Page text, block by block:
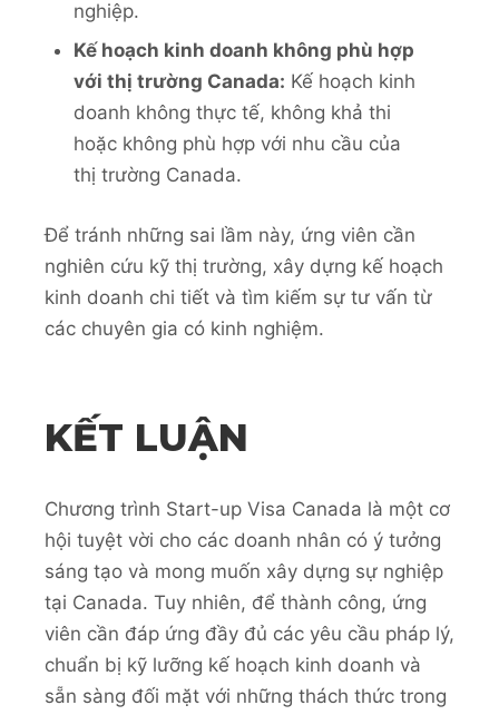
nghiệp.
Kế hoạch kinh doanh không phù hợp
với thị trường Canada: Kế hoạch kinh
doanh không thực tế, không khả thi
hoặc không phù hợp với nhu cầu của
thị trường Canada.
Để tránh những sai lầm này, ứng viên cần
nghiên cứu kỹ thị trường, xây dựng kế hoạch
kinh doanh chi tiết và tìm kiếm sự tư vấn từ
các chuyên gia có kinh nghiệm.
KẾT LUẬN
Chương trình Start-up Visa Canada là một cơ
hội tuyệt vời cho các doanh nhân có ý tưởng
sáng tạo và mong muốn xây dựng sự nghiệp
tại Canada. Tuy nhiên, để thành công, ứng
viên cần đáp ứng đầy đủ các yêu cầu pháp lý,
chuẩn bị kỹ lưỡng kế hoạch kinh doanh và
sẵn sàng đối mặt với những thách thức trong